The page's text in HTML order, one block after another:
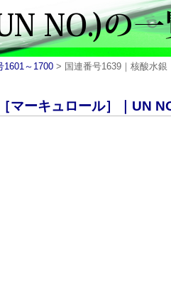
1601～1700 > 国連番号1639｜核酸水銀
マーキュロール］｜UN